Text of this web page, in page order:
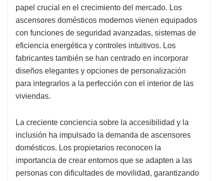
papel crucial en el crecimiento del mercado. Los
ascensores domésticos modernos vienen equipados
con funciones de seguridad avanzadas, sistemas de
eficiencia energética y controles intuitivos. Los
fabricantes también se han centrado en incorporar
diseños elegantes y opciones de personalización
para integrarlos a la perfección con el interior de las
viviendas.
La creciente conciencia sobre la accesibilidad y la
inclusión ha impulsado la demanda de ascensores
domésticos. Los propietarios reconocen la
importancia de crear entornos que se adapten a las
personas con dificultades de movilidad, garantizando